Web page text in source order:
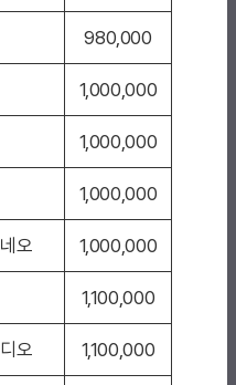
980,000
1,000,000
1,000,000
1,000,000
네오 1,000,000
1,100,000
디오 1,100,000